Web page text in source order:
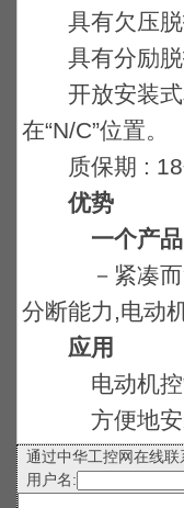
具有欠压脱
具有分励脱
开放安装式
在“N/C”位置。
质保期 : 18
优势
一个产
－紧凑而简
分断能力,电动
应用
电动机控制
方便地安装
通过中华工控网在线联
用户名: